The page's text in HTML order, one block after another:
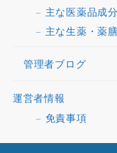
主な医薬品成
主な生薬・薬
管理者ブログ
運営者情報
免責事項